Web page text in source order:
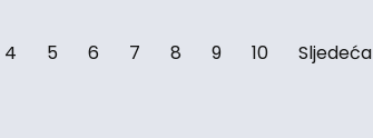
4 5 6 7 8 9 10 Sljedeća